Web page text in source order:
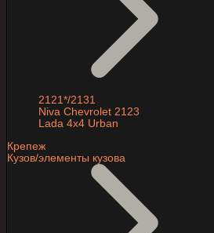
2121*/2131
Niva Chevrolet 2123
Lada 4x4 Urban
Крепеж
Кузов/элементы кузова